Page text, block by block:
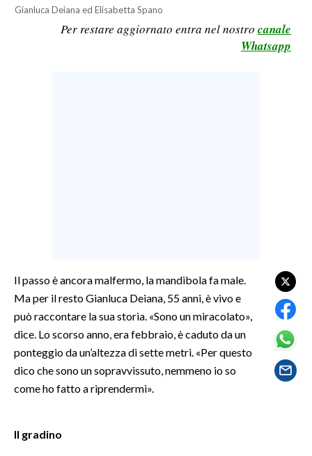
RISULTATI E CLASSIFICHE
SALUTE
SARDEGNA TURISMO
SARDI NEL MONDO
NOTIZIE
EVENTI
#CARAUNIONE
Gianluca Deiana ed Elisabetta Spano
Per restare aggiornato entra nel nostro canale
Whatsapp
Il passo è ancora malfermo, la mandibola fa male.
Ma per il resto Gianluca Deiana, 55 anni, è vivo e
può raccontare la sua storia. «Sono un miracolato»,
dice. Lo scorso anno, era febbraio, è caduto da un
ponteggio da un’altezza di sette metri. «Per questo
dico che sono un sopravvissuto, nemmeno io so
come ho fatto a riprendermi».
Il gradino